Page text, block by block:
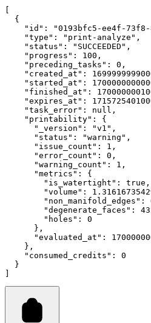
  {
"id" : "0193bfc5-ee4f-73f8-
"type" : "print-analyze" ,
"status" : "SUCCEEDED" ,
"progress" : 100 ,
"preceding_tasks" : 0 ,
"created_at" :
"started_at" :
"finished_at" :
"expires_at" :
"task_error" : null ,
"printability" :
{
"_version" : "v1" ,
"status" : "warning" ,
"issue_count" : 1 ,
"error_count" : 0 ,
"warning_count" : 1 ,
"metrics" :
{
"is_watertight" : true ,
"volume" :
"non_manifold_edges" :
"degenerate_faces" :
"holes" :
0
      }
,
"evaluated_at" :
    }
,
"consumed_credits" :
0
  }